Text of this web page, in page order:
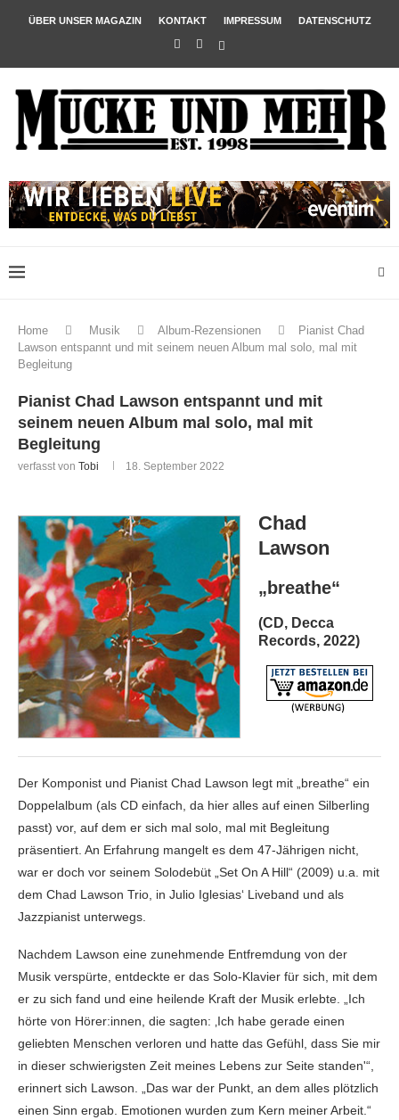
ÜBER UNSER MAGAZIN KONTAKT IMPRESSUM DATENSCHUTZ
Home Musik Album-Rezensionen
Pianist Chad
Lawson entspannt und mit seinem neuen Album mal solo, mal mit
Begleitung
Pianist Chad Lawson entspannt und mit
seinem neuen Album mal solo, mal mit
Begleitung
verfasst von Tobi 18. September 2022
Chad
Lawson
„breathe“
(CD, Decca
Records, 2022)
Der Komponist und Pianist Chad Lawson legt mit „breathe“ ein
Doppelalbum (als CD einfach, da hier alles auf einen Silberling
passt) vor, auf dem er sich mal solo, mal mit Begleitung
präsentiert. An Erfahrung mangelt es dem 47-Jährigen nicht,
war er doch vor seinem Solodebüt „Set On A Hill“ (2009) u.a. mit
dem Chad Lawson Trio, in Julio Iglesias‘ Liveband und als
Jazzpianist unterwegs.
Nachdem Lawson eine zunehmende Entfremdung von der
Musik verspürte, entdeckte er das Solo-Klavier für sich, mit dem
er zu sich fand und eine heilende Kraft der Musik erlebte. „Ich
hörte von Hörer:innen, die sagten: ‚Ich habe gerade einen
geliebten Menschen verloren und hatte das Gefühl, dass Sie mir
in dieser schwierigsten Zeit meines Lebens zur Seite standen'“,
erinnert sich Lawson. „Das war der Punkt, an dem alles plötzlich
einen Sinn ergab. Emotionen wurden zum Kern meiner Arbeit.“